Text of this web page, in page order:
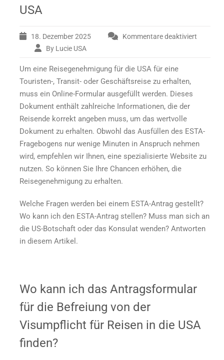
USA
18. Dezember 2025
Kommentare deaktiviert
zum
ESTA-
Formular
für
USA
By Lucie USA
Um eine Reisegenehmigung für die USA für eine
Touristen-, Transit- oder Geschäftsreise zu erhalten,
muss ein Online-Formular ausgefüllt werden. Dieses
Dokument enthält zahlreiche Informationen, die der
Reisende korrekt angeben muss, um das wertvolle
Dokument zu erhalten. Obwohl das Ausfüllen des ESTA-
Fragebogens nur wenige Minuten in Anspruch nehmen
wird, empfehlen wir Ihnen, eine spezialisierte Website zu
nutzen. So können Sie Ihre Chancen erhöhen, die
Reisegenehmigung zu erhalten.
Welche Fragen werden bei einem ESTA-Antrag gestellt?
Wo kann ich den ESTA-Antrag stellen? Muss man sich an
die US-Botschaft oder das Konsulat wenden? Antworten
in diesem Artikel.
Wo kann ich das Antragsformular
für die Befreiung von der
Visumpflicht für Reisen in die USA
finden?